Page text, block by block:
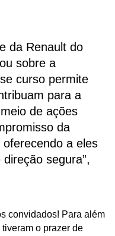
da Renault do
sobre a
curso permite
para a
de ações
da
a eles
segura”,
convidados! Para além
o prazer de